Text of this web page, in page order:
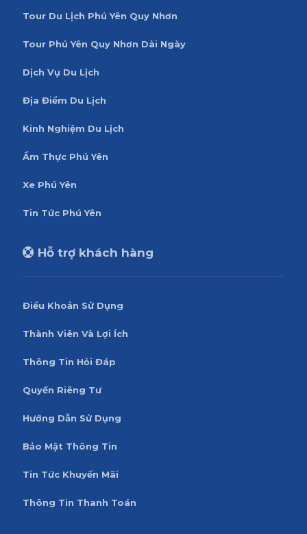
Tour Du Lịch Phú Yên Quy Nhơn
Tour Phú Yên Quy Nhơn Dài Ngày
Dịch Vụ Du Lịch
Địa Điểm Du Lịch
Kinh Nghiệm Du Lịch
Ẩm Thực Phú Yên
Xe Phú Yên
Tin Tức Phú Yên
Hỗ trợ khách hàng
Điều Khoản Sử Dụng
Thành Viên Và Lợi Ích
Thông Tin Hỏi Đáp
Quyền Riêng Tư
Hướng Dẫn Sử Dụng
Bảo Mật Thông Tin
Tin Tức Khuyến Mãi
Thông Tin Thanh Toán